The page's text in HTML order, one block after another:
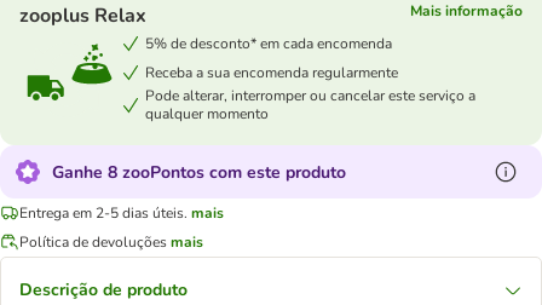
zooplus Relax
Mais informação
5% de desconto* em cada encomenda
Receba a sua encomenda regularmente
Pode alterar, interromper ou cancelar este serviço a
qualquer momento
Ganhe 8 zooPontos com este produto
Entrega em 2-5 dias úteis. mais
Política de devoluçõesmais
Descrição de produto